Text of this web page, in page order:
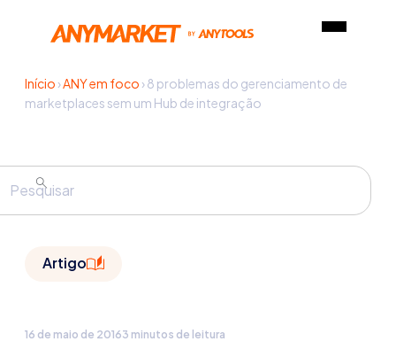
Início ›ANY em foco ›8 problemas do gerenciamento de
marketplaces sem um Hub de integração
Artigo
16 de maio de 20163 minutos de leitura